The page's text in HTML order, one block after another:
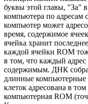
буквы этой главы, "За"
компьютера по адресам
компьютер может
время, содержимое
ячейка хранит
каждой ячейки ROM
в том, что каждый адрес
содержимым. ДНК
длинные
клеток адресована в
компьютерная ROM